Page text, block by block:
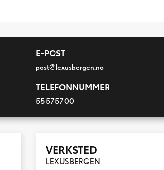
E-POST
post@lexusbergen.no
TELEFONNUMMER
55 57 57 00
VERKSTED
LEXUS BERGEN